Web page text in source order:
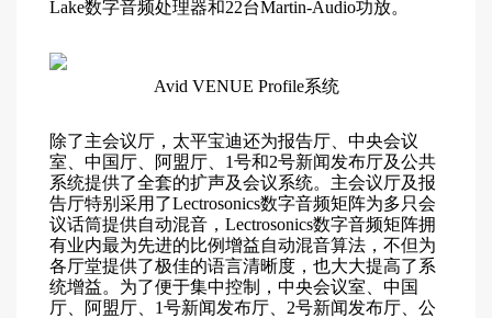
Lake数字音频处理器和22台Martin-Audio功放。
Avid VENUE Profile系统
除了主会议厅，太平宝迪还为报告厅、中央会议
室、中国厅、阿盟厅、1号和2号新闻发布厅及公共
系统提供了全套的扩声及会议系统。主会议厅及报
告厅特别采用了Lectrosonics数字音频矩阵为多只会
议话筒提供自动混音，Lectrosonics数字音频矩阵拥
有业内最为先进的比例增益自动混音算法，不但为
各厅堂提供了极佳的语言清晰度，也大大提高了系
统增益。为了便于集中控制，中央会议室、中国
厅、阿盟厅、1号新闻发布厅、2号新闻发布厅、公